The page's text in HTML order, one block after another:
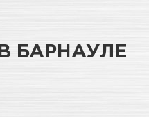
БАРНАУЛЕ